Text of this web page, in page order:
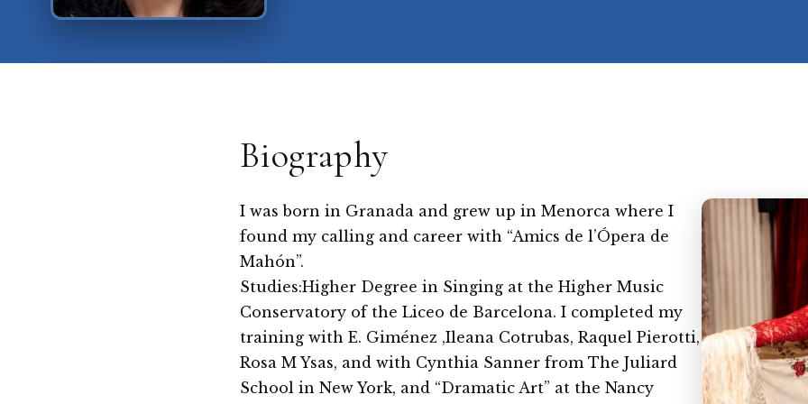
Biography
I was born in Granada and grew up in Menorca where I
found my calling and career with “Amics de l’Ópera de
Mahón”.
Studies:Higher Degree in Singing at the Higher Music
Conservatory of the Liceo de Barcelona. I completed my
training with E. Giménez ,Ileana Cotrubas, Raquel Pierotti,
Rosa M Ysas, and with Cynthia Sanner from The Juliard
School in New York, and “Dramatic Art” at the Nancy